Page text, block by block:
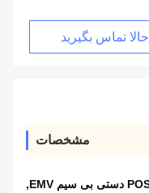
حالا تماس بگیرید
مشخصات
,